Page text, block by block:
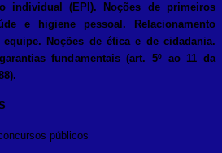
individual (EPI). Noções de primeiros
e higiene pessoal. Relacionamento
Noções de ética e de cidadania.
fundamentais (art. 5º ao 11 da
públicos